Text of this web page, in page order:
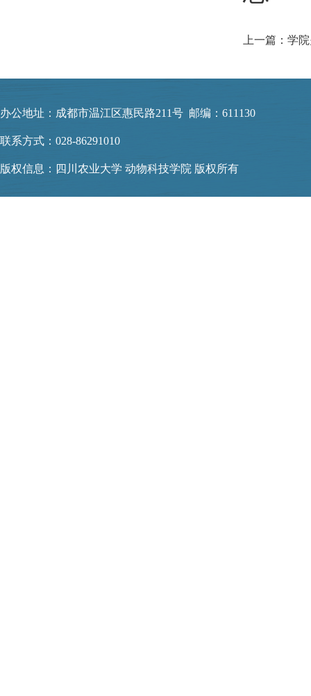
办公地址：成都市温江区惠民路211号 邮编：611130
联系方式：028-86291010
版权信息：四川农业大学 动物科技学院 版权所有